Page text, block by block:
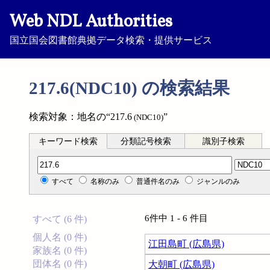
Web NDL Authorities
国立国会図書館典拠データ検索・提供サービス
217.6(NDC10) の検索結果
検索対象：地名の“217.6 (NDC10)”
キーワード検索 分類記号検索 識別子検索
分類記号検索
すべて 名称のみ 普通件名のみ ジャンルのみ
すべて (6 件)
個人名 (0 件)
家族名 (0 件)
団体名 (0 件)
6件中 1 - 6 件目
江田島町 (広島県)
大朝町 (広島県)